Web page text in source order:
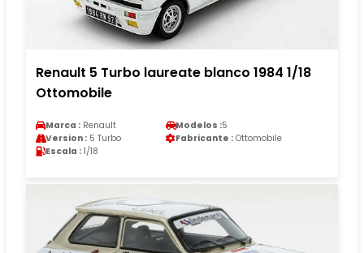
Renault 5 Turbo laureate blanco 1984 1/18
Ottomobile
Marca : Renault Modelos :5
Version : 5 Turbo Fabricante : Ottomobile
Escala : 1/18